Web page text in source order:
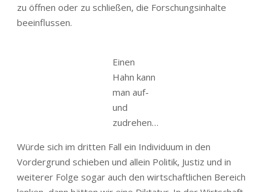
zu öffnen oder zu schließen, die Forschungsinhalte
beeinflussen.
Einen
Hahn kann
man auf-
und
zudrehen…
Würde sich im dritten Fall ein Individuum in den
Vordergrund schieben und allein Politik, Justiz und in
weiterer Folge sogar auch den wirtschaftlichen Bereich